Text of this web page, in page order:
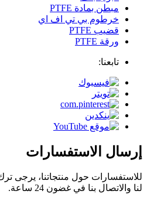
مبطن بمادة PTFE
خرطوم بي تي اف اي
قضيب PTFE
ورقة PTFE
تابعنا:
إرسال الاستفسارات
للاستفسارات حول منتجاتنا، يرجى
لنا والاتصال بنا في غضون 24 ساعة.